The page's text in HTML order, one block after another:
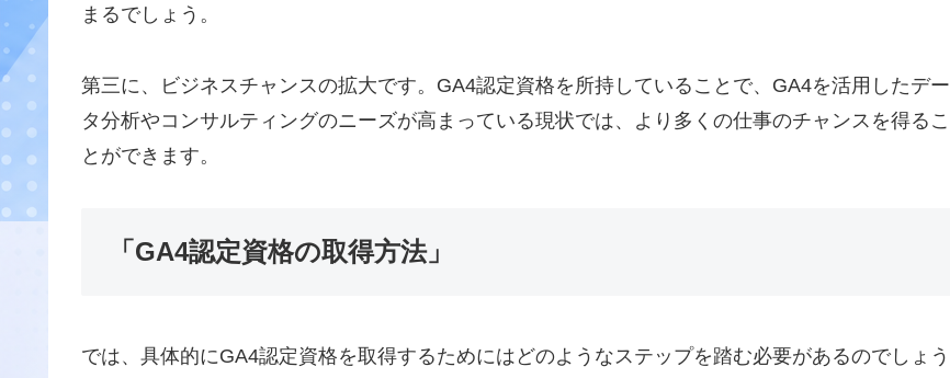
まるでしょう。
第三に、ビジネスチャンスの拡大です。GA4認定資格を所持していることで、GA4を活用したデー
タ分析やコンサルティングのニーズが高まっている現状では、より多くの仕事のチャンスを得るこ
とができます。
「GA4認定資格の取得方法」
では、具体的にGA4認定資格を取得するためにはどのようなステップを踏む必要があるのでしょう